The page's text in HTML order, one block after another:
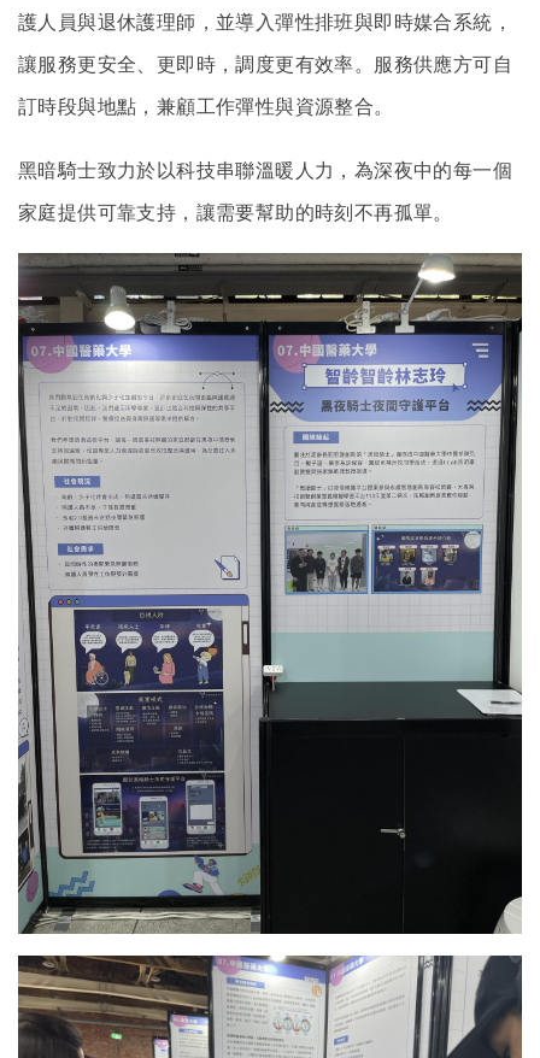
護人員與退休護理師，並導入彈性排班與即時媒合系統，
讓服務更安全、更即時，調度更有效率。服務供應方可自
訂時段與地點，兼顧工作彈性與資源整合。
黑暗騎士致力於以科技串聯溫暖人力，為深夜中的每一個
家庭提供可靠支持，讓需要幫助的時刻不再孤單。